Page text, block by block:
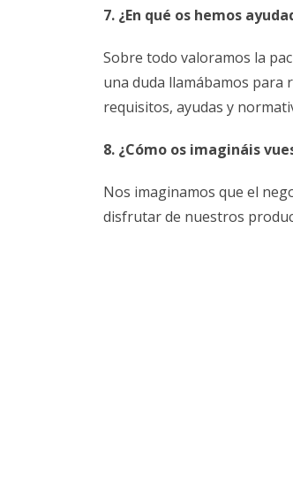
7. ¿En qué os hemos
Sobre todo valoramos la
una duda llamábamos para
requisitos, ayudas y
8. ¿Cómo os imagináis
Nos imaginamos que el
disfrutar de nuestros